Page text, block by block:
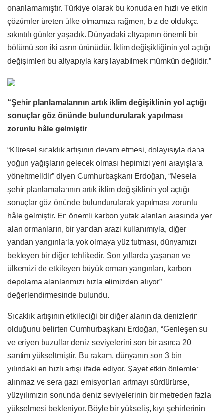
onarılamamıştır. Türkiye olarak bu konuda en hızlı ve etkin
çözümler üreten ülke olmamıza rağmen, biz de oldukça
sıkıntılı günler yaşadık. Dünyadaki altyapının önemli bir
bölümü son iki asrın ürünüdür. İklim değişikliğinin yol açtığı
değişimleri bu altyapıyla karşılayabilmek mümkün değildir.”
“Şehir planlamalarının artık iklim değişiklinin yol açtığı
sonuçlar göz önünde bulundurularak yapılması
zorunlu hâle gelmiştir
“Küresel sıcaklık artışının devam etmesi, dolayısıyla daha
yoğun yağışların gelecek olması hepimizi yeni arayışlara
yöneltmelidir” diyen Cumhurbaşkanı Erdoğan, “Mesela,
şehir planlamalarının artık iklim değişiklinin yol açtığı
sonuçlar göz önünde bulundurularak yapılması zorunlu
hâle gelmiştir. En önemli karbon yutak alanları arasında yer
alan ormanların, bir yandan arazi kullanımıyla, diğer
yandan yangınlarla yok olmaya yüz tutması, dünyamızı
bekleyen bir diğer tehlikedir. Son yıllarda yaşanan ve
ülkemizi de etkileyen büyük orman yangınları, karbon
depolama alanlarımızı hızla elimizden alıyor”
değerlendirmesinde bulundu.
Sıcaklık artışının etkilediği bir diğer alanın da denizlerin
olduğunu belirten Cumhurbaşkanı Erdoğan, “Genleşen su
ve eriyen buzullar deniz seviyelerini son bir asırda 20
santim yükseltmiştir. Bu rakam, dünyanın son 3 bin
yılındaki en hızlı artışı ifade ediyor. Şayet etkin önlemler
alınmaz ve sera gazı emisyonları artmayı sürdürürse,
yüzyılımızın sonunda deniz seviyelerinin bir metreden fazla
yükselmesi bekleniyor. Böyle bir yükseliş, kıyı şehirlerinin